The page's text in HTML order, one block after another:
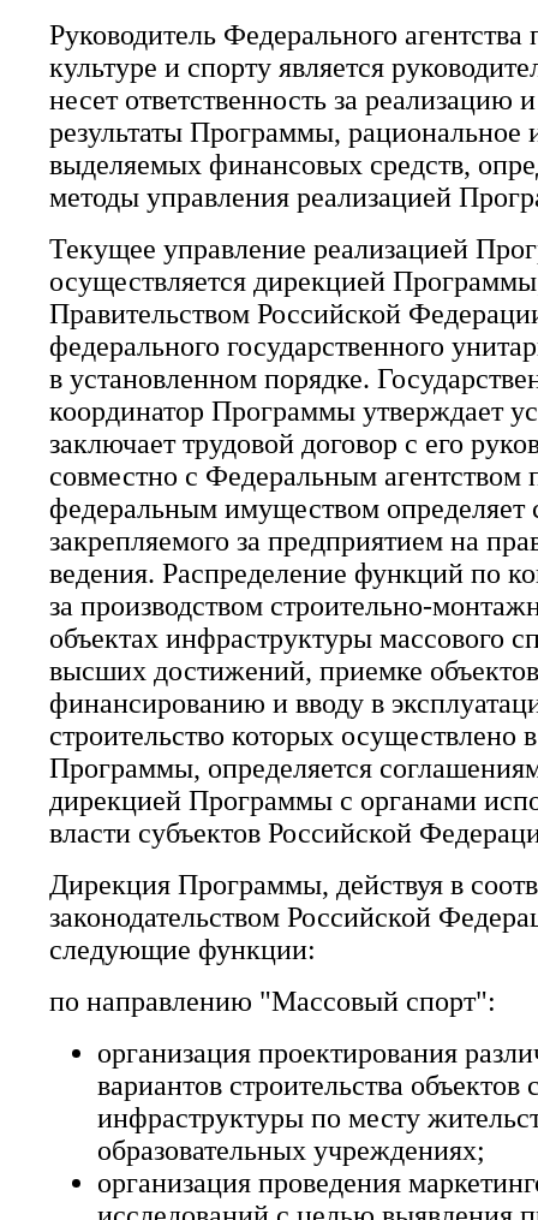
Руководитель Федерального
культуре и спорту является
несет ответственность за реализацию
результаты Программы, рациональное
выделяемых финансовых средств,
методы управления реализацией
Текущее управление реализацией
осуществляется дирекцией
Правительством Российской
федерального государственного
в установленном порядке.
координатор Программы утверждает
заключает трудовой договор с его
совместно с Федеральным агентством
федеральным имуществом определяет
закрепляемого за предприятием на
ведения. Распределение функций по
за производством строительно-
объектах инфраструктуры массового
высших достижений, приемке
финансированию и вводу в
строительство которых осуществлено
Программы, определяется
дирекцией Программы с органами
власти субъектов Российской
Дирекция Программы, действуя в
законодательством Российской
следующие функции:
по направлению "Массовый спорт":
организация проектирования
вариантов строительства объектов
инфраструктуры по месту
образовательных учреждениях;
организация проведения